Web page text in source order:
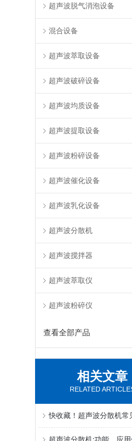
超声波脱气消泡设备
混合设备
超声波萃取设备
超声波破碎设备
超声波均质设备
超声波提取设备
超声波粉碎设备
超声波催化设备
超声波乳化设备
超声波分散机
超声波搅拌器
超声波萃取仪
超声波粉碎仪
查看全部产品
相关文章
RELATED